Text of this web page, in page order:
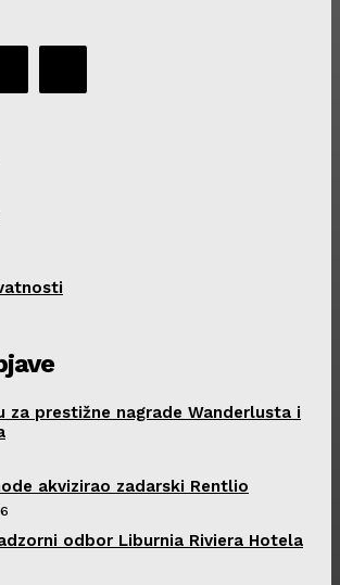
za prestižne nagrade Wanderlusta i
akvizirao zadarski Rentlio
odbor Liburnia Riviera Hotela